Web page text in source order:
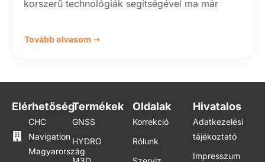
korszerű technológiák segítségével ma már
Tovább olvasom ➝
Elérhetőség
CHC
Navigation
Magyarország
Termékek
GNSS
HYDRO
Oldalak
Korrekció
Rólunk
Hivatalos
Adatkezelési
tájékoztató
Impresszum